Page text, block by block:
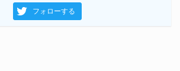
フォローする